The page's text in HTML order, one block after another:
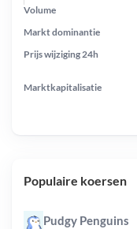
Prijs wijziging 24h
Markt dominantie
Marktkapitalisatie
Volume
Populaire koersen
Pudgy Penguins